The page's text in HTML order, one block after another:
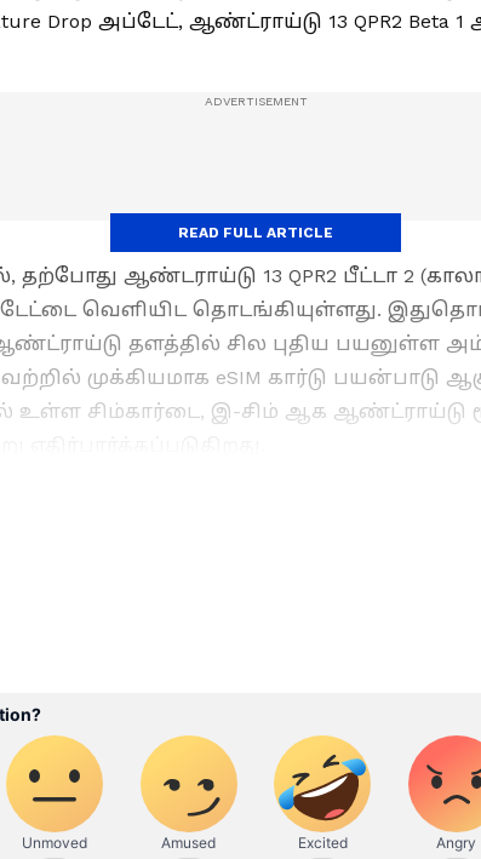
Drop அப்டேட், ஆண்ட்ராய்டு 13 QPR2 Beta
தற்போது ஆண்டராய்டு 13 QPR2 பீட்டா 2
வெளியிட தொடங்கியுள்ளது.
தளத்தில் சில புதிய பயனுள்ள
முக்கியமாக eSIM கார்டு பயன்பாடு
உள்ள சிம்கார்டை, இ-சிம் ஆக ஆண்ட்ராய்டு
READ FULL ARTICLE
மாற்றக்கூடிய எந்த டெக்
இவை அனைத்திற்கும் சிறு சிறு
டெக் விளக்கக் குறிப்புகள் மற்றும்
நீங்கள் பார்க்கலாம்.